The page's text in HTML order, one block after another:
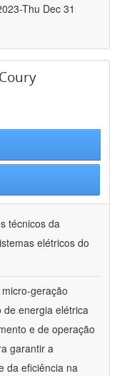
Thu Dec 31
técnicos da
elétricos do
geração
de energia elétrica
e de operação
garantir a
da eficiência na